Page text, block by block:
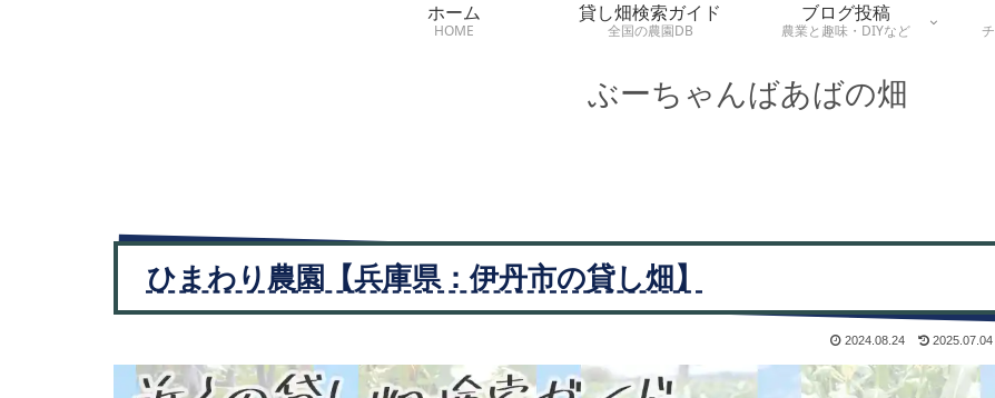
ぶーちゃんばあばの畑
ホーム
HOME
貸し畑検索ガイド
全国の農園DB
ブログ投稿
農業と趣味・DIYなど
ひまわり農園【兵庫県：伊丹市の貸し畑】
2024.08.24 2025.07.04